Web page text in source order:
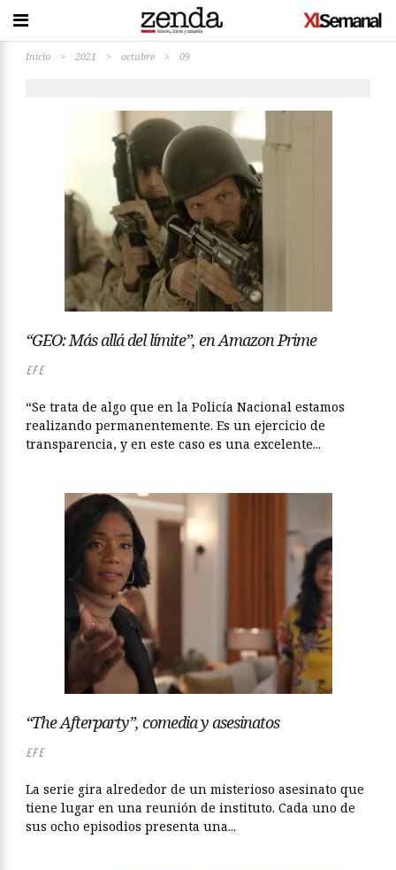
Inicio > 2021 > octubre > 09
“GEO: Más allá del límite”, en Amazon Prime
EFE
“Se trata de algo que en la Policía Nacional estamos
realizando permanentemente. Es un ejercicio de
transparencia, y en este caso es una excelente...
“The Afterparty”, comedia y asesinatos
EFE
La serie gira alrededor de un misterioso asesinato que
tiene lugar en una reunión de instituto. Cada uno de
sus ocho episodios presenta una...